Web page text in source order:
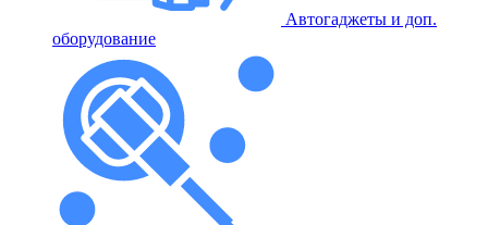
Автогаджеты и доп.
оборудование